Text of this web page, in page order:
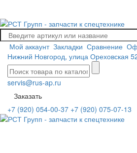
Мой аккаунт Закладки Сравнение
Нижний Новгород, улица Ореховская
servis@rus-ap.ru
Заказать
+7 (920) 054-00-37 +7 (920) 075-07-13